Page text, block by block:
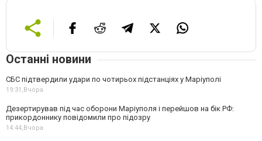
Останні новини
СБС підтвердили удари по чотирьох підстанціях у Маріуполі
19:31,Вчора
Дезертирував під час оборони Маріуполя і перейшов на бік РФ:
прикордоннику повідомили про підозру
14:44,Вчора